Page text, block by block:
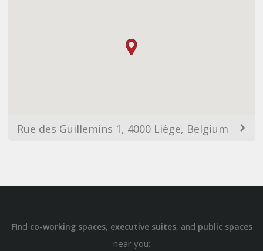
Rue des Guillemins 1, 4000 Liège, Belgium
Find co-working spaces, executive suites, and public spaces
near you: